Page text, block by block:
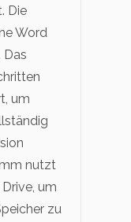
Die
Word
Das
um
nutzt
um
zu